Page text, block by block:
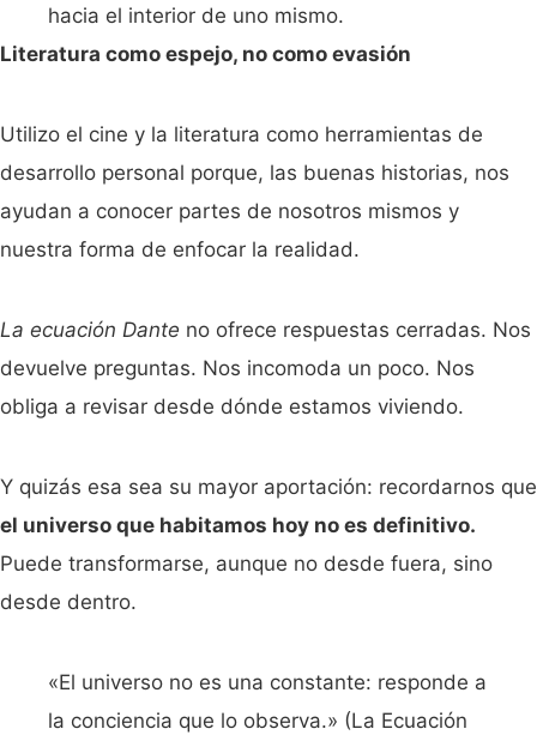
hacia el interior de uno mismo.
Literatura como espejo, no como evasión
Utilizo el cine y la literatura como herramientas de
desarrollo personal porque, las buenas historias, nos
ayudan a conocer partes de nosotros mismos y
nuestra forma de enfocar la realidad.
La ecuación Dante no ofrece respuestas cerradas. Nos
devuelve preguntas. Nos incomoda un poco. Nos
obliga a revisar desde dónde estamos viviendo.
Y quizás esa sea su mayor aportación: recordarnos que
el universo que habitamos hoy no es definitivo.
Puede transformarse, aunque no desde fuera, sino
desde dentro.
«El universo no es una constante: responde a
la conciencia que lo observa.» (La Ecuación